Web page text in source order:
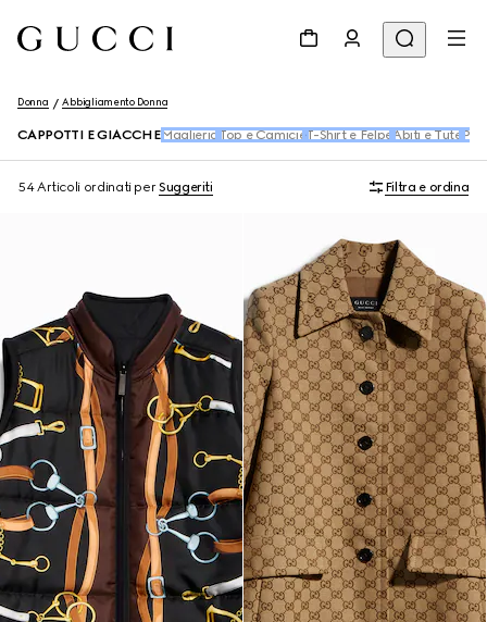
Donna Abbigliamento Donna
CAPPOTTI E GIACCHE Maglieria Top e CamicieT-Shirt e Felpe Abiti e Tute
54 Articoli ordinati perSuggeriti Filtra e ordina